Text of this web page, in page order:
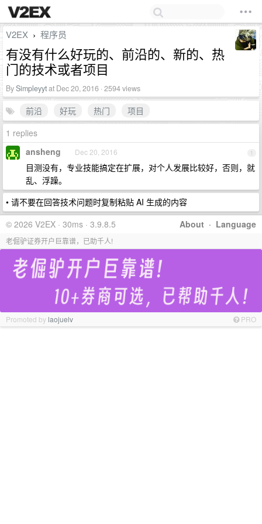
V2EX › 程序员
有没有什么好玩的、前沿的、新的、热
门的技术或者项目
BySimpleyytat Dec 20, 2016 · 2594 views
前沿 好玩 热门
项目
1 replies
1
ansheng Dec 20, 2016
目测没有，专业技能搞定在扩展，对个人发展比较好，否则，就
乱、浮躁。
• 请不要在回答技术问题时复制粘贴 AI 生成的内容
About · Language
© 2026 V2EX · 30ms · 3.9.8.5
老倔驴证券开户巨靠谱，已助千人!
Promoted bylaojuelv PRO